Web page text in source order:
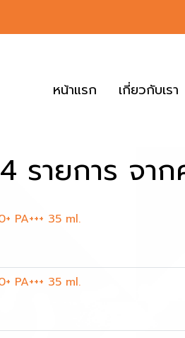
หน้าแรก เกี่ยวกับเรา
รายการ จา
PA+++ 35 ml.
PA+++ 35 ml.